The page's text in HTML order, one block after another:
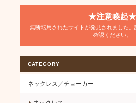
★注意喚起★
無断転用されたサイトが発見されました
確認ください。
CATEGORY
ネックレス／チョーカー